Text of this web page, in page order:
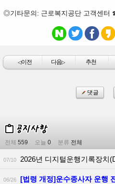
◎기타문의: 근로복지공단 고객센터
◁이전 다음▷ 추천
댓글
전체 559 오늘 0 분류 전체
07/10 2026년 디지털운행기록장치
06/26 [법령 개정]운수종사자 운행 전 일